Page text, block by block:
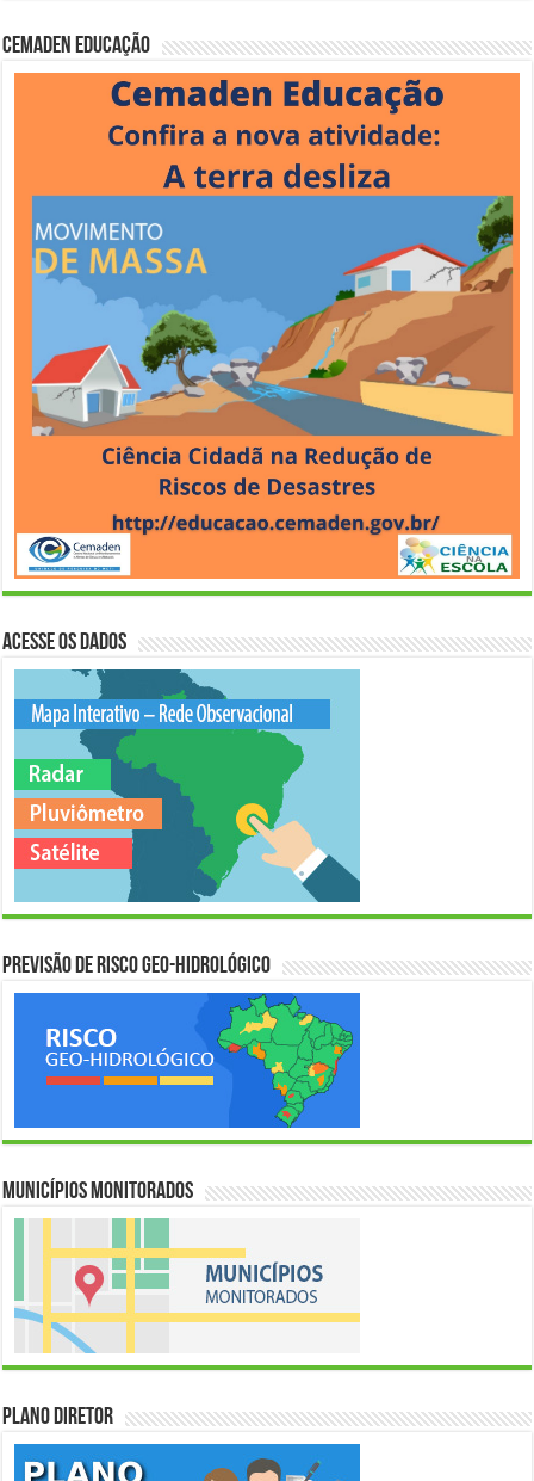
Cemaden Educação
Acesse os Dados
Previsão de Risco Geo-Hidrológico
Municípios Monitorados
Plano Diretor